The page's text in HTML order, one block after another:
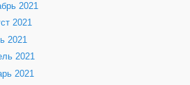
2021
2021
2021
2021
2021